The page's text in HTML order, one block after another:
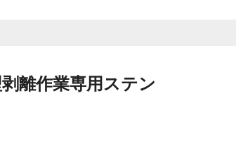
離作業専用ステン